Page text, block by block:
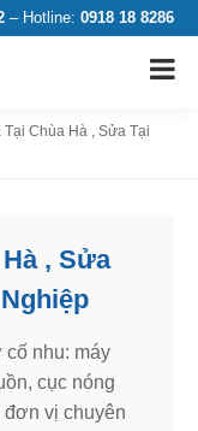
– Hotline: 0918 18 8286
Chùa Hà , Sửa Tại
, Sửa
nhu: máy
cục nóng
vị chuyên